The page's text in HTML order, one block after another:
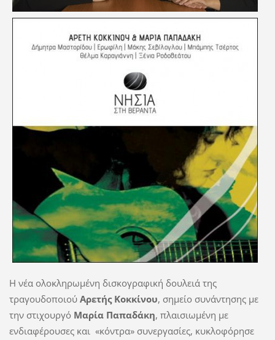
Η νέα ολοκληρωμένη δισκογραφική δουλειά της
τραγουδοποιού Αρετής Κοκκίνου, σημείο συνάντησης με
την στιχουργό Μαρία Παπαδάκη, πλαισιωμένη με
ενδιαφέρουσες και «κόντρα» συνεργασίες, κυκλοφόρησε